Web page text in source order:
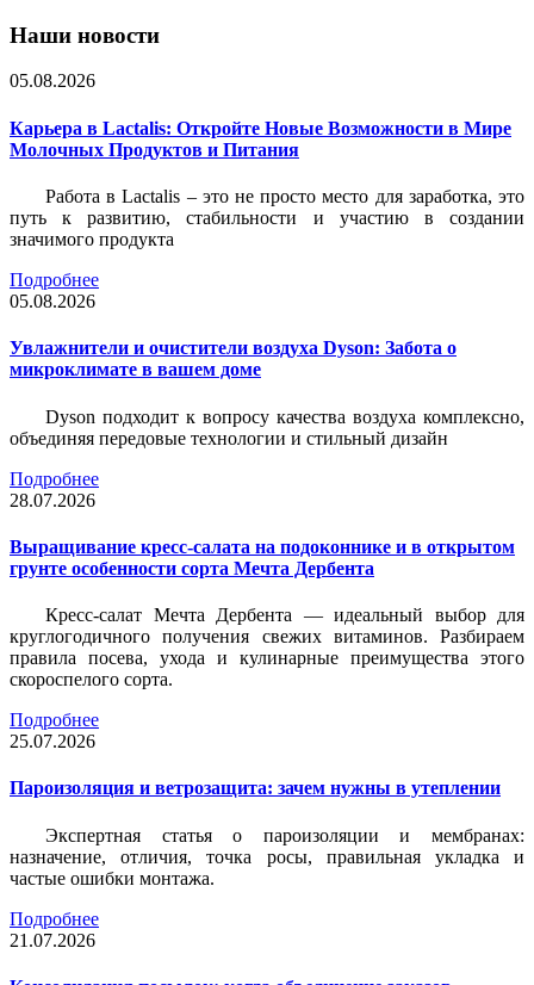
Наши новости
05.08.2026
Карьера в Lactalis: Откройте Новые Возможности в Мире
Молочных Продуктов и Питания
Работа в Lactalis – это не просто место для заработка, это
путь к развитию, стабильности и участию в создании
значимого продукта
Подробнее
05.08.2026
Увлажнители и очистители воздуха Dyson: Забота о
микроклимате в вашем доме
Dyson подходит к вопросу качества воздуха комплексно,
объединяя передовые технологии и стильный дизайн
Подробнее
28.07.2026
Выращивание кресс-салата на подоконнике и в открытом
грунте особенности сорта Мечта Дербента
Кресс-салат Мечта Дербента — идеальный выбор для
круглогодичного получения свежих витаминов. Разбираем
правила посева, ухода и кулинарные преимущества этого
скороспелого сорта.
Подробнее
25.07.2026
Пароизоляция и ветрозащита: зачем нужны в утеплении
Экспертная статья о пароизоляции и мембранах:
назначение, отличия, точка росы, правильная укладка и
частые ошибки монтажа.
Подробнее
21.07.2026